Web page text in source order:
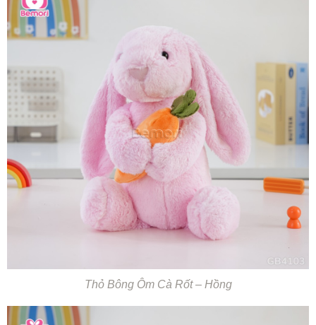
Thỏ Bông Ôm Cà Rốt – Hồng